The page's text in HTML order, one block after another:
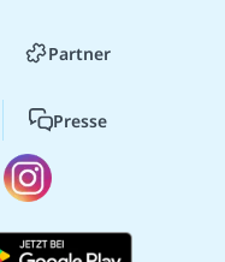
Partner
Presse